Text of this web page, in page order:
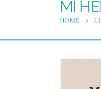
MI
HOME